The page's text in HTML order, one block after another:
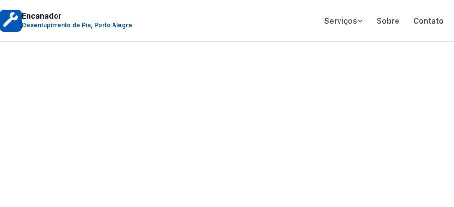
Encanador
Desentupimento de Pia, Porto Alegre Serviços Sobre Contato